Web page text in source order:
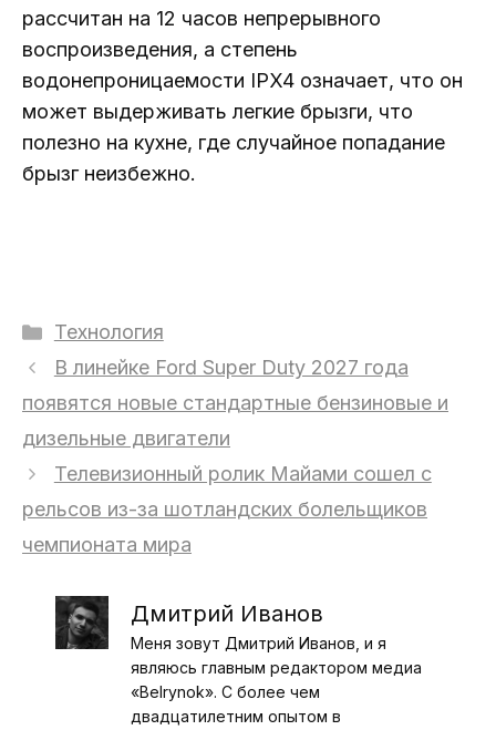
рассчитан на 12 часов непрерывного
воспроизведения, а степень
водонепроницаемости IPX4 означает, что он
может выдерживать легкие брызги, что
полезно на кухне, где случайное попадание
брызг неизбежно.
Рубрики
Технология
В линейке Ford Super Duty 2027 года
появятся новые стандартные бензиновые и
дизельные двигатели
Телевизионный ролик Майами сошел с
рельсов из-за шотландских болельщиков
чемпионата мира
Дмитрий Иванов
Меня зовут Дмитрий Иванов, и я
являюсь главным редактором медиа
«Belrynok». С более чем
двадцатилетним опытом в